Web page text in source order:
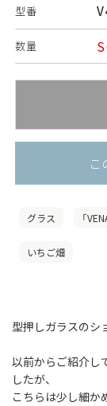
型番
数量
こ
グラス 「
いちご畑
型押しガラスのシ
以前からご紹介し
したが、
こちらは少し細か